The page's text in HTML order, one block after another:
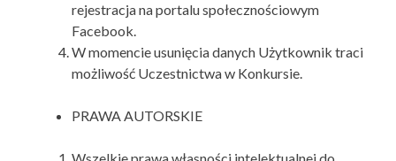
rejestracja na portalu społecznościowym
Facebook.
W momencie usunięcia danych Użytkownik traci
możliwość Uczestnictwa w Konkursie.
PRAWA AUTORSKIE